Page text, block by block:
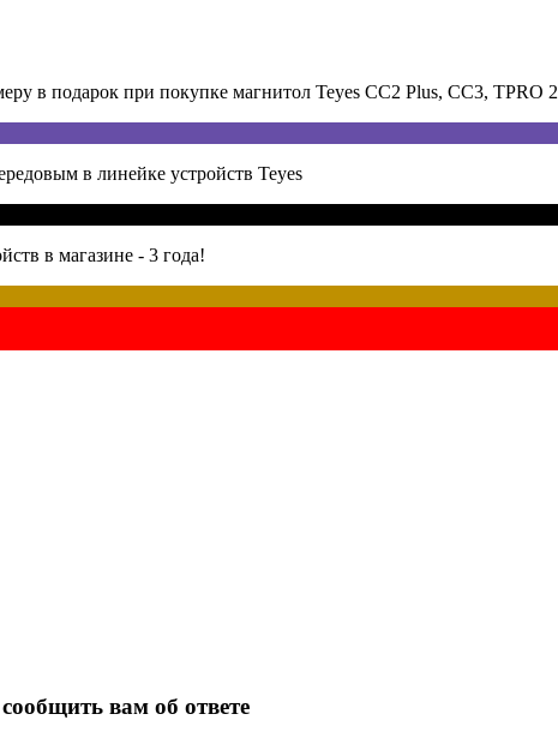
в подарок при покупке магнитол Teyes CC2 Plus, CC3, TPRO 2
в линейке устройств Teyes
в магазине - 3 года!
вам об ответе